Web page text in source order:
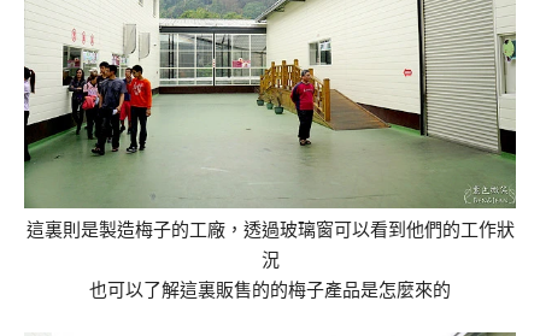
這裏則是製造梅子的工廠，透過玻璃窗可以看到他們的工作狀
況
也可以了解這裏販售的的梅子產品是怎麼來的